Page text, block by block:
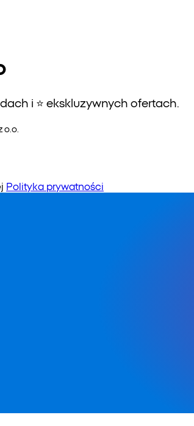
i ⭐️ ekskluzywnych ofertach.
Polityka prywatności